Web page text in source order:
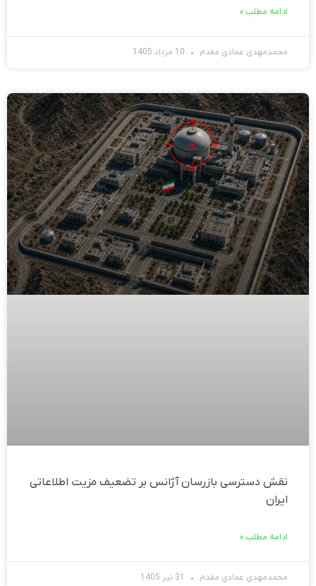
ادامه مطلب »
محمدمهدی عمادی مقدم
نقش دسترسی بازرسان آژانس بر تضعیف مزیت اطلاعاتی
ایران
ادامه مطلب »
محمدمهدی عمادی مقدم